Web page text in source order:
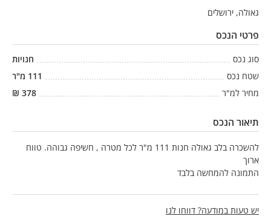
גאולה, ירושלים
פרטי הנכס
סוג נכס
חנויות
שטח נכס
111 מ"ר
מחיר למ"ר
378
₪
תיאור הנכס
להשכרה בלב גאולה חנות 111 מ"ר לכל מטרה , חשיפה גבוהה. טווח
ארוך
התמונה להמחשה בלבד
יש טעות במודעה? דווחו לנו